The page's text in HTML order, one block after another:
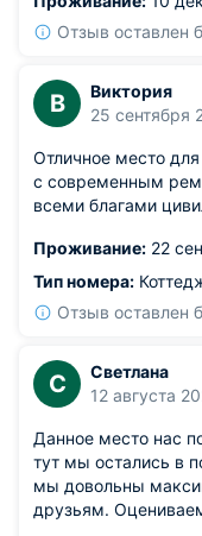
Отзыв оставлен
В
Виктория
25 сентября
Отличное место
с современным
всеми благами
Проживание: 22
Тип номера:
Отзыв оставлен
С
Светлана
12 августа
Данное место нас
тут мы остались в
мы довольны
друзьям.